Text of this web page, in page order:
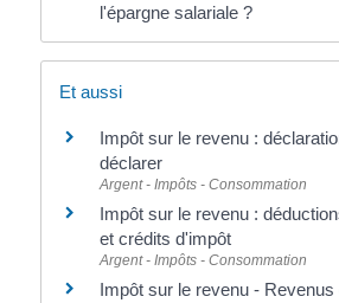
l'épargne salariale ?
Et aussi
Impôt sur le revenu :
déclarer
Argent - Impôts - Consommation
Impôt sur le revenu :
et crédits d'impôt
Argent - Impôts - Consommation
Impôt sur le revenu - Revenus